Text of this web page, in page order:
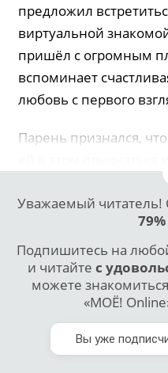
предложил
виртуальной
пришёл с огромным
вспоминает
любовь с первого
Парень признался,
Уважаемый читатель!
79%
Подпишитесь на
и читайте с
можете
«МОЁ!
Вы уже